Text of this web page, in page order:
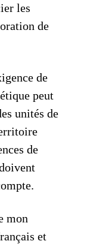
les
de
de
peut
unités de
de
mon
et